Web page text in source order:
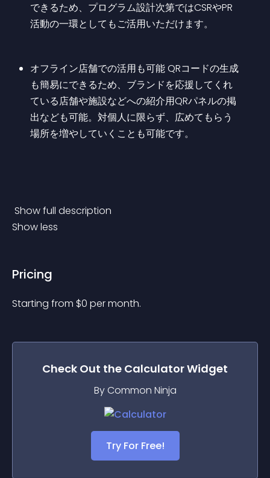
できるため、プログラム設計次第ではCSRやPR
活動の一環としてもご活用いただけます。
​オフライン店舗での活用も可能 QRコードの生成
も簡易にできるため、ブランドを応援してくれ
ている店舗や施設などへの紹介用QRパネルの掲
出なども可能。対個人に限らず、広めてもらう
場所を増やしていくことも可能です。
Show full description
Show less
Pricing
Starting from $0 per month.
Check Out the CalculatorWidget
By Common Ninja
Try For Free!